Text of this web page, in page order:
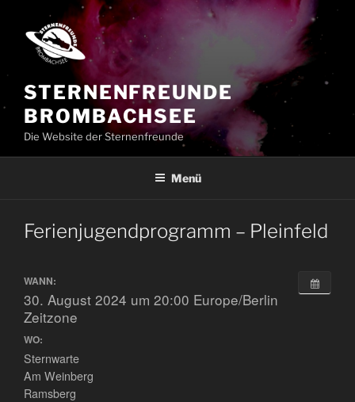
Inhalt
springen
STERNENFREUNDE
BROMBACHSEE
Die Website der Sternenfreunde
Menü
Ferienjugendprogramm – Pleinfeld
WANN:
30. August 2024 um 20:00 Europe/Berlin
Zeitzone
WO:
Sternwarte
Am Weinberg
Ramsberg